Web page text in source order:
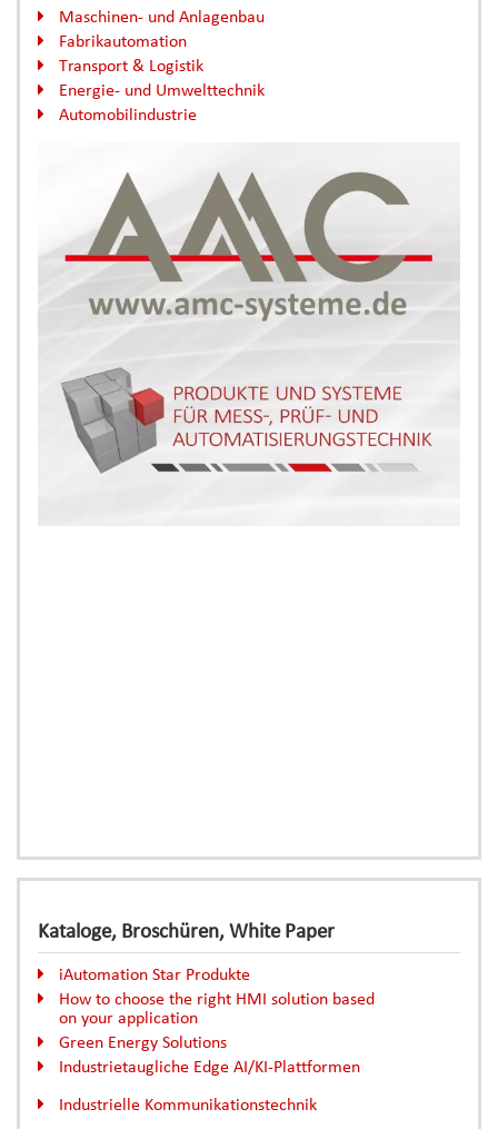
Maschinen- und Anlagenbau
Fabrikautomation
Transport & Logistik
Energie- und Umwelttechnik
Automobilindustrie
Kataloge, Broschüren, White Paper
iAutomation Star Produkte
How to choose the right HMI solution based
on your application
Green Energy Solutions
Industrietaugliche Edge AI/KI-Plattformen
Industrielle Kommunikationstechnik